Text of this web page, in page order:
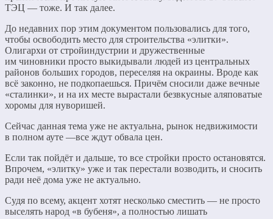
ТЭЦ — тоже. И так далее.
До недавних пор этим документом пользовались для того,
чтобы освободить место для строительства «элитки».
Олигархи от стройиндустрии и дружественные
им чиновники просто выкидывали людей из центральных
районов больших городов, переселяя на окраины. Вроде как
всё законно, не подкопаешься. Причём сносили даже вечные
«сталинки», и на их месте вырастали безвкусные аляповатые
хоромы для нуворишей.
Сейчас данная тема уже не актуальна, рынок недвижимости
в полном ауте —все ждут обвала цен.
Если так пойдёт и дальше, то все стройки просто остановятся.
Впрочем, «элитку» уже и так перестали возводить, и сносить
ради неё дома уже не актуально.
Судя по всему, акцент хотят несколько сместить — не просто
выселять народ «в бубеня», а полностью лишать